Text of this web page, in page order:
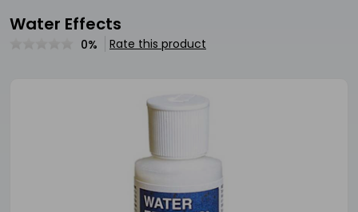
Water Effects
0% Rate this product